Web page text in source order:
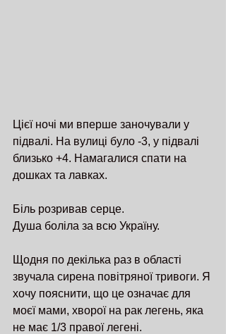
Цієї ночі ми вперше заночували у
підвалі. На вулиці було -3, у підвалі
близько +4. Намагалися спати на
дошках та лавках.
Біль розривав серце.
Душа боліла за всю Україну.
Щодня по декілька раз в області
звучала сирена повітряної тривоги. Я
хочу пояснити, що це означає для
моєї мами, хворої на рак легень, яка
не має 1/3 правої легені.